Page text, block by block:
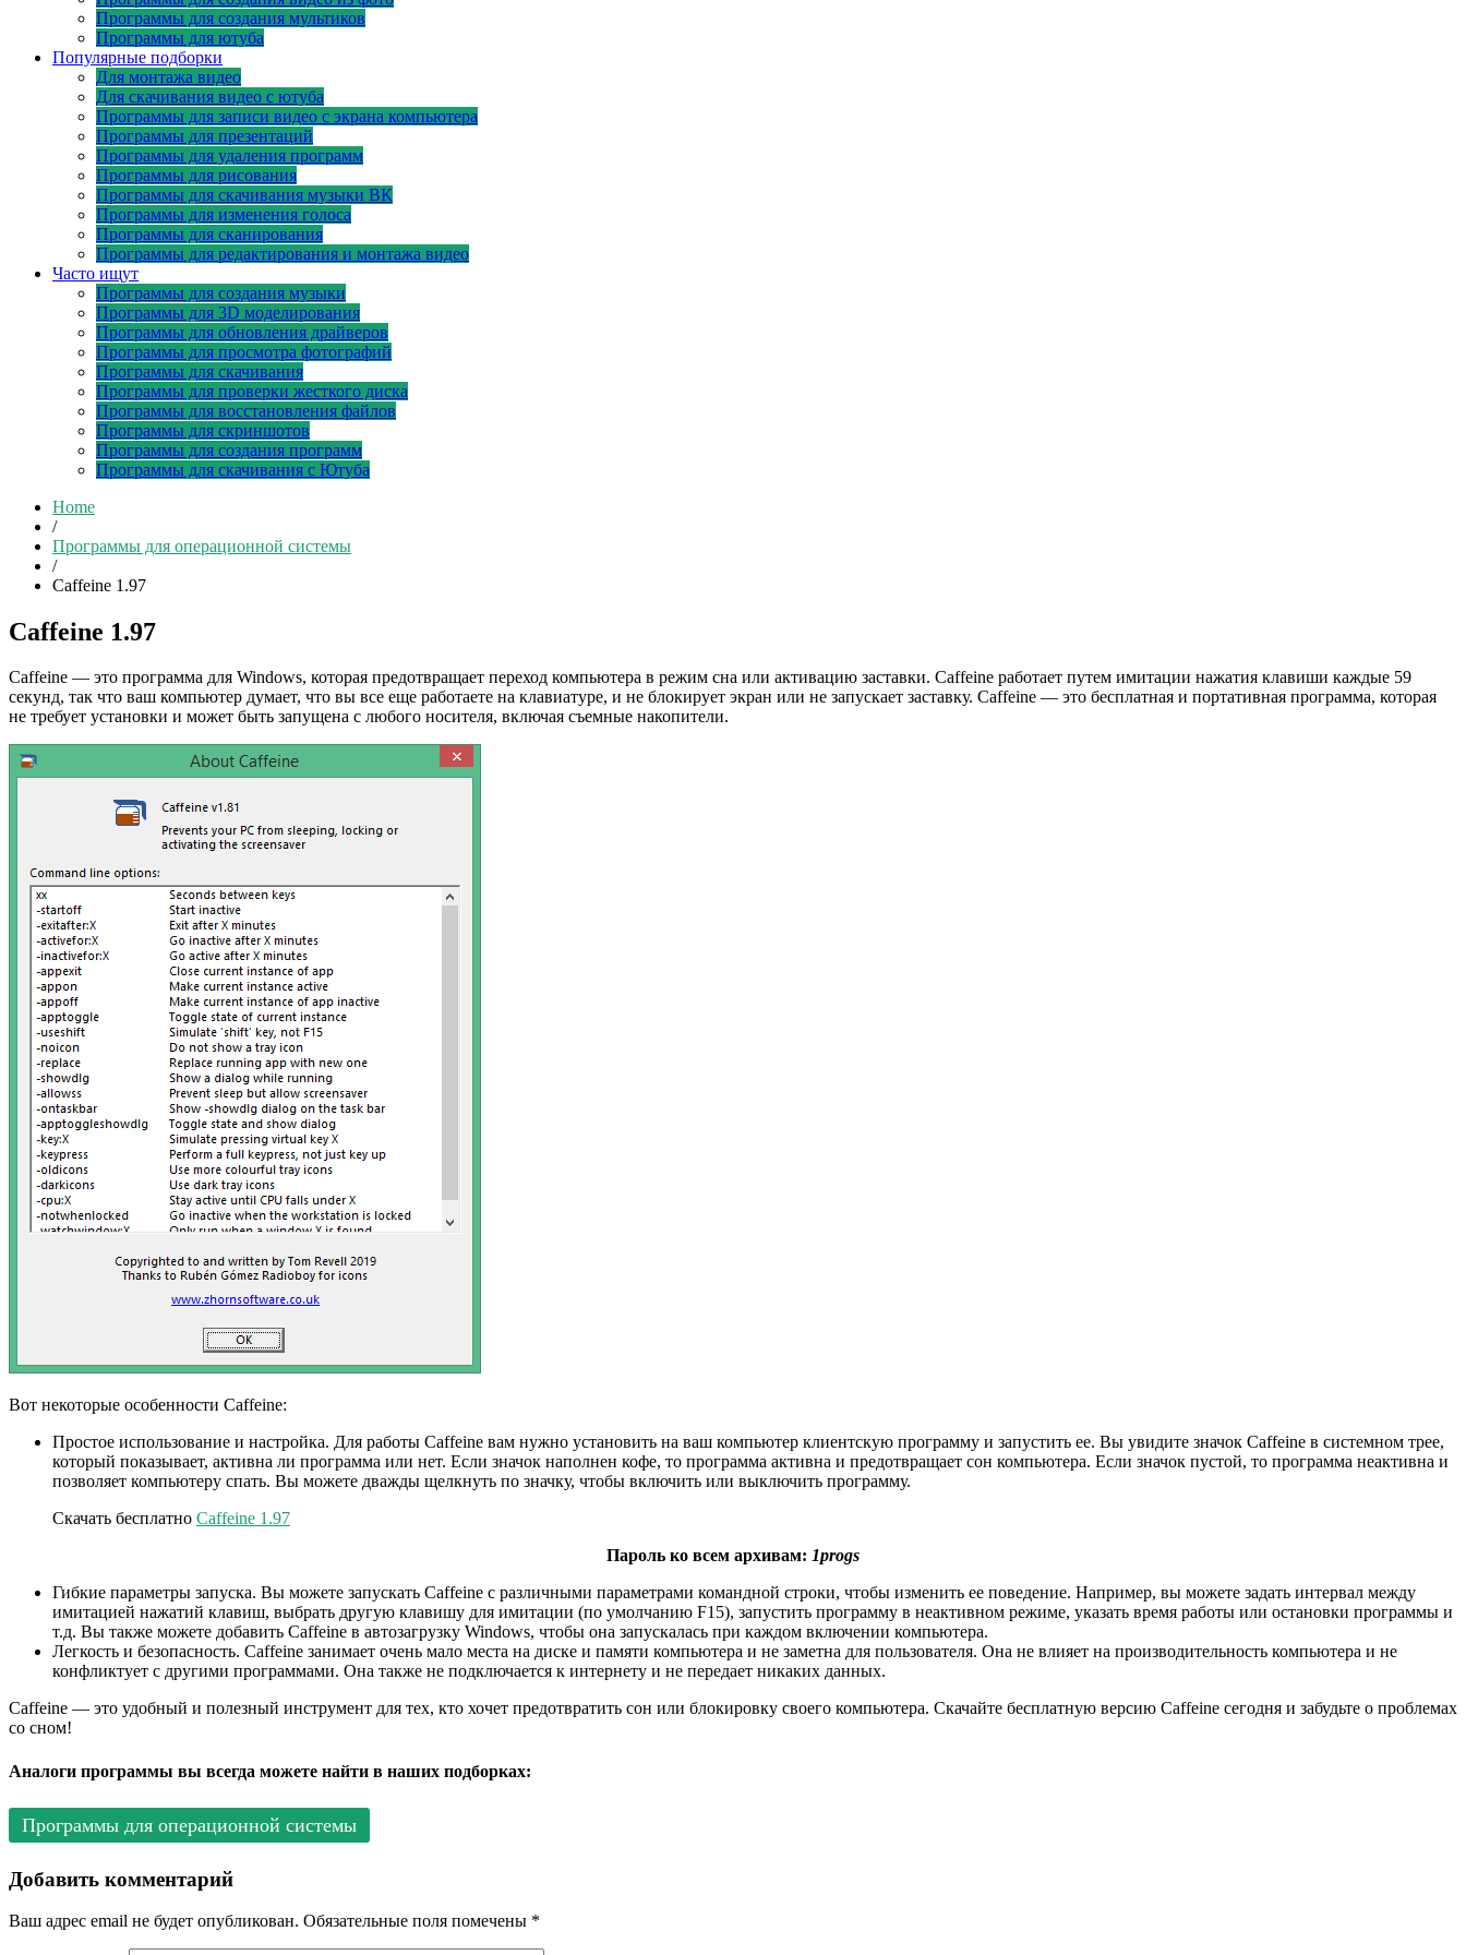
Программы для создания мультиков
Программы для ютуба
Популярные подборки
Для монтажа видео
Для скачивания видео с ютуба
Программы для записи видео с экрана компьютера
Программы для презентаций
Программы для удаления программ
Программы для рисования
Программы для скачивания музыки ВК
Программы для изменения голоса
Программы для сканирования
Программы для редактирования и монтажа видео
Часто ищут
Программы для создания музыки
Программы для 3D моделирования
Программы для обновления драйверов
Программы для просмотра фотографий
Программы для скачивания
Программы для проверки жесткого диска
Программы для восстановления файлов
Программы для скриншотов
Программы для создания программ
Программы для скачивания с Ютуба
Home
/
Программы для операционной системы
/
Caffeine 1.97
Caffeine 1.97
Caffeine — это программа для Windows, которая предотвращает переход компьютера в режим сна или активацию заставки. Caffeine работает путем имитации нажатия клавиши каждые 59
секунд, так что ваш компьютер думает, что вы все еще работаете на клавиатуре, и не блокирует экран или не запускает заставку. Caffeine — это бесплатная и портативная программа, которая
не требует установки и может быть запущена с любого носителя, включая съемные накопители.
Вот некоторые особенности Caffeine:
Простое использование и настройка. Для работы Caffeine вам нужно установить на ваш компьютер клиентскую программу и запустить ее. Вы увидите значок Caffeine в системном трее,
который показывает, активна ли программа или нет. Если значок наполнен кофе, то программа активна и предотвращает сон компьютера. Если значок пустой, то программа неактивна и
позволяет компьютеру спать. Вы можете дважды щелкнуть по значку, чтобы включить или выключить программу.
Скачать бесплатно Caffeine 1.97
Пароль ко всем архивам: 1progs
Гибкие параметры запуска. Вы можете запускать Caffeine с различными параметрами командной строки, чтобы изменить ее поведение. Например, вы можете задать интервал между
имитацией нажатий клавиш, выбрать другую клавишу для имитации (по умолчанию F15), запустить программу в неактивном режиме, указать время работы или остановки программы и
т.д. Вы также можете добавить Caffeine в автозагрузку Windows, чтобы она запускалась при каждом включении компьютера.
Легкость и безопасность. Caffeine занимает очень мало места на диске и памяти компьютера и не заметна для пользователя. Она не влияет на производительность компьютера и не
конфликтует с другими программами. Она также не подключается к интернету и не передает никаких данных.
Caffeine — это удобный и полезный инструмент для тех, кто хочет предотвратить сон или блокировку своего компьютера. Скачайте бесплатную версию Caffeine сегодня и забудьте о проблемах
со сном!
Аналоги программы вы всегда можете найти в наших подборках:
Программы для операционной системы
Добавить комментарий
Ваш адрес email не будет опубликован. Обязательные поля помечены *